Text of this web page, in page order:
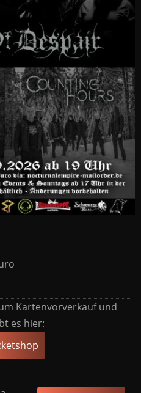
Kartenvorverkauf und
es hier: